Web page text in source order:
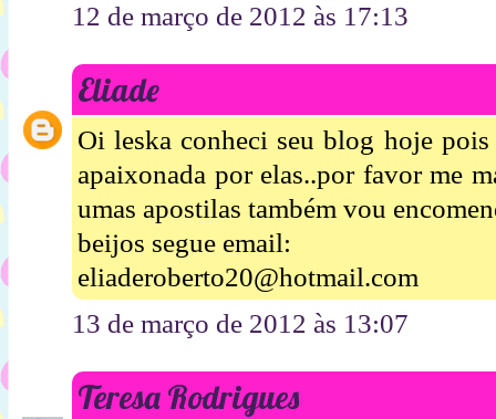
12 de março de 2012 às 17:13
Eliade
Oi leska conheci seu blog hoje pois
apaixonada por elas..por favor me
umas apostilas também vou
beijos segue email:
eliaderoberto20@hotmail.com
13 de março de 2012 às 13:07
Teresa Rodrigues